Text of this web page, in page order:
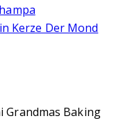
Kerze Der Mond
Grandmas Baking